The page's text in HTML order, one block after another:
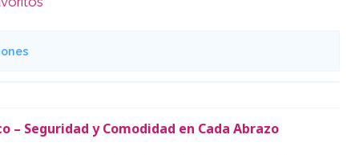
Seguridad y Comodidad en Cada Abrazo